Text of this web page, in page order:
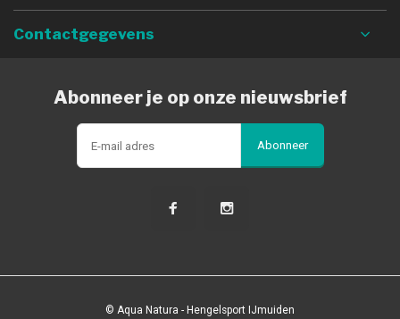
Contactgegevens
Abonneer je op onze nieuwsbrief
Abonneer
© Aqua Natura - Hengelsport IJmuiden